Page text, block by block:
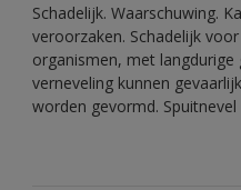
Schadelijk. Waarschuwing.
veroorzaken. Schadelijk
organismen, met langdurige
verneveling kunnen
worden gevormd.